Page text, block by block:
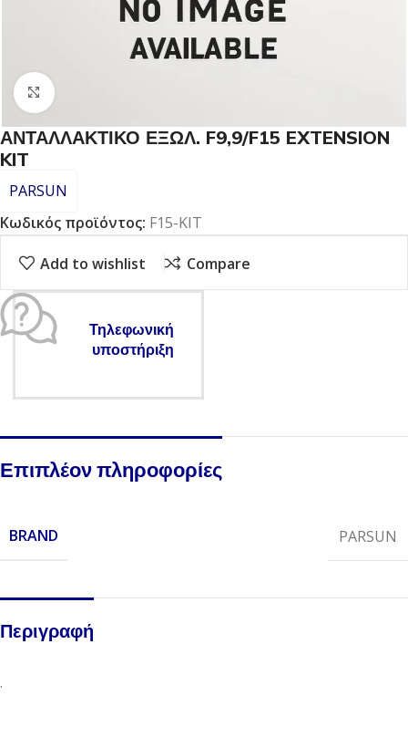
Click to enlarge
ΑΝΤΑΛΛΑΚΤΙΚΟ ΕΞΩΛ. F9,9/F15 EXTENSION
KIT
PARSUN
Κωδικός προϊόντος: F15-KIT
Add to wishlist Compare
Τηλεφωνική
υποστήριξη
Επιπλέον πληροφορίες
BRAND PARSUN
Περιγραφή
.